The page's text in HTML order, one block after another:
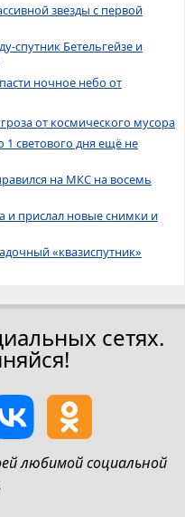
звезды с первой
спутник Бетельгейзе и
ночное небо от
от космического мусора
1 светового дня ещё не
на МКС на восемь
и прислал новые снимки и
«квазиспутник»
сетях.
любимой социальной